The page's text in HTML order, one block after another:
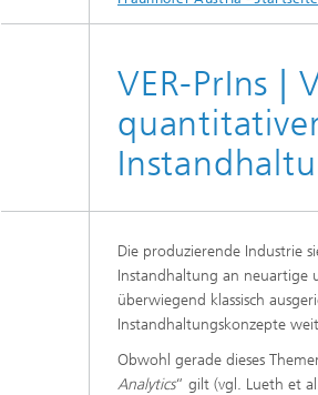
VER-PrIns |
Die produzierende Industrie
Instandhaltung an neuartige
überwiegend klassisch
Instandhaltungskonzepte
Obwohl gerade dieses
Analytics“ gilt (vgl. Lueth et